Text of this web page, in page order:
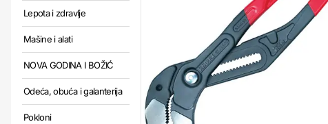
Lepota i zdravlje
Mašine i alati
NOVA GODINA I BOŽIĆ
Odeća, obuća i galanterija
Pokloni